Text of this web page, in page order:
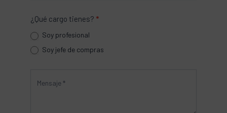
¿Qué cargo tienes? *
Soy profesional
Soy jefe de compras